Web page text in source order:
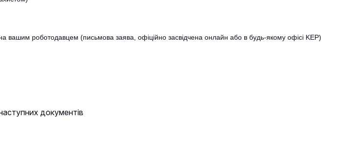
роботодавцем (письмова заява, офіційно засвідчена онлайн або в будь-якому офісі KEP)
документів